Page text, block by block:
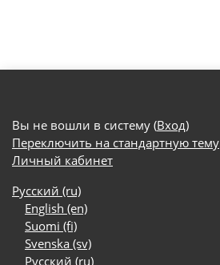
Вы не вошли в систему (Вход)
Переключить на стандартную тему
Личный кабинет
Русский ‎(ru)‎
English ‎(en)‎
Suomi ‎(fi)‎
Svenska ‎(sv)‎
Русский ‎(ru)‎